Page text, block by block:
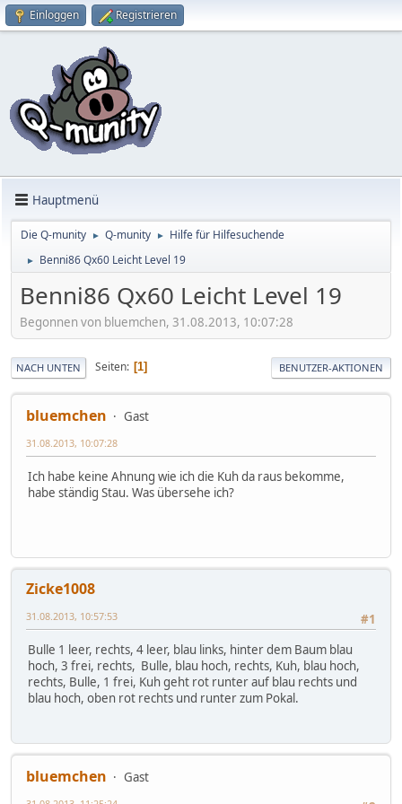
Einloggen Registrieren
Hauptmenü
Die Q-munity ► Q-munity ► Hilfe für Hilfesuchende
► Benni86 Qx60 Leicht Level 19
Benni86 Qx60 Leicht Level 19
Begonnen von bluemchen, 31.08.2013, 10:07:28
NACH UNTEN Seiten 1 BENUTZER-AKTIONEN
bluemchen Gast
31.08.2013, 10:07:28
Ich habe keine Ahnung wie ich die Kuh da raus bekomme,
habe ständig Stau. Was übersehe ich?
Zicke1008
#1
31.08.2013, 10:57:53
Bulle 1 leer, rechts, 4 leer, blau links, hinter dem Baum blau
hoch, 3 frei, rechts, Bulle, blau hoch, rechts, Kuh, blau hoch,
rechts, Bulle, 1 frei, Kuh geht rot runter auf blau rechts und
blau hoch, oben rot rechts und runter zum Pokal.
bluemchen
Gast